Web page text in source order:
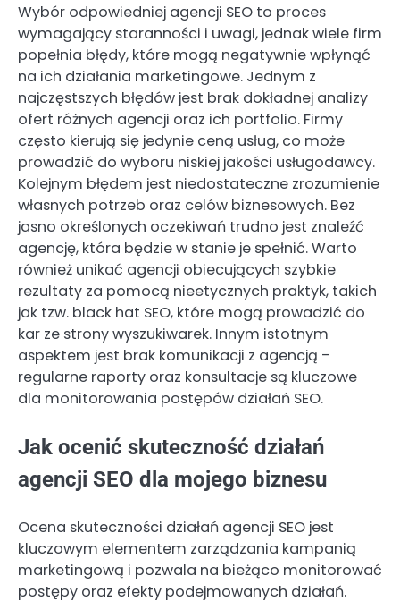
Wybór odpowiedniej agencji SEO to proces
wymagający staranności i uwagi, jednak wiele firm
popełnia błędy, które mogą negatywnie wpłynąć
na ich działania marketingowe. Jednym z
najczęstszych błędów jest brak dokładnej analizy
ofert różnych agencji oraz ich portfolio. Firmy
często kierują się jedynie ceną usług, co może
prowadzić do wyboru niskiej jakości usługodawcy.
Kolejnym błędem jest niedostateczne zrozumienie
własnych potrzeb oraz celów biznesowych. Bez
jasno określonych oczekiwań trudno jest znaleźć
agencję, która będzie w stanie je spełnić. Warto
również unikać agencji obiecujących szybkie
rezultaty za pomocą nieetycznych praktyk, takich
jak tzw. black hat SEO, które mogą prowadzić do
kar ze strony wyszukiwarek. Innym istotnym
aspektem jest brak komunikacji z agencją –
regularne raporty oraz konsultacje są kluczowe
dla monitorowania postępów działań SEO.
Jak ocenić skuteczność działań
agencji SEO dla mojego biznesu
Ocena skuteczności działań agencji SEO jest
kluczowym elementem zarządzania kampanią
marketingową i pozwala na bieżąco monitorować
postępy oraz efekty podejmowanych działań.